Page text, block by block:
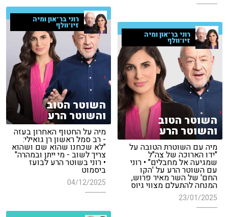
רוני בר־און ומיה
זיו־וולף
השוטר הטוב
והשוטר הרע
מיה על החטוף האחרון בעזה
- רב סמל ראשון רן גואילי:
"לא שכחנו שהוא שם ושהוא
צריך לשוב - מי ייתן ובמהרה"
• רוני בשוטר הרע לבועז
ביסמוט
04/12/2025
רוני בר־און ומיה
זיו־וולף
השוטר הטוב
והשוטר הרע
מיה עם השוטרת הטובה על
"ידו הארוכה של צה"ל
שמגיעה אל מחבלים" • רוני
עם השוטר הרע על 'הקו
החם' של השר מאיר פרוש,
המנחה להתעלם מצווי גיוס
23/01/2025